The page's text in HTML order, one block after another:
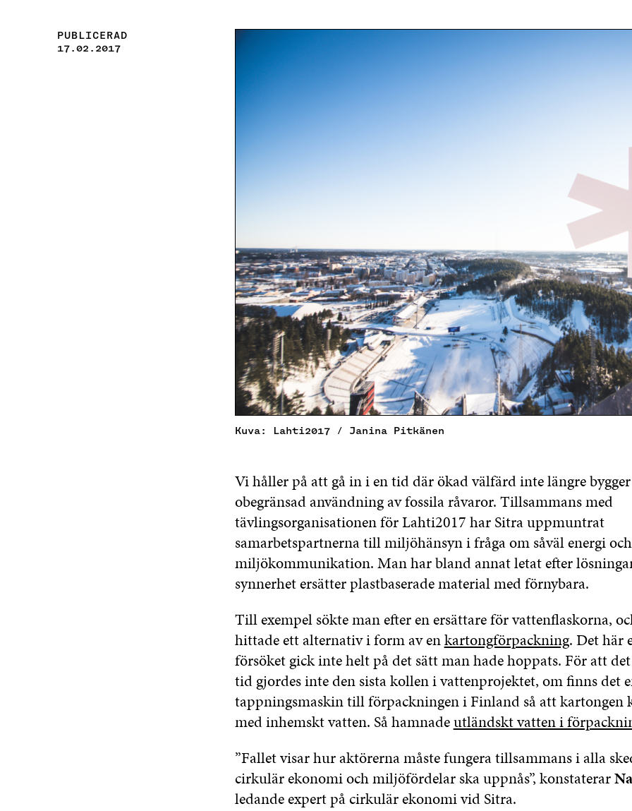
Kuva: Lahti2017 / Janina Pitkänen
PUBLICERAD
17.02.2017
Vi håller på att gå in i en tid där ökad välfärd inte längre
obegränsad användning av fossila råvaror. Tillsammans med
tävlingsorganisationen för Lahti2017 har Sitra uppmuntrat
samarbetspartnerna till miljöhänsyn i fråga om såväl energi
miljökommunikation. Man har bland annat letat efter
synnerhet ersätter plastbaserade material med förnybara.
Till exempel sökte man efter en ersättare för vattenflaskorna,
hittade ett alternativ i form av enkartongförpackning. Det här
försöket gick inte helt på det sätt man hade hoppats. För att
tid gjordes inte den sista kollen i vattenprojektet, om finns det
tappningsmaskin till förpackningen i Finland så att kartongen
med inhemskt vatten. Så hamnadeutländskt vatten i
”Fallet visar hur aktörerna måste fungera tillsammans i alla
cirkulär ekonomi och miljöfördelar ska uppnås”, konstaterar
ledande expert på cirkulär ekonomi vid Sitra.